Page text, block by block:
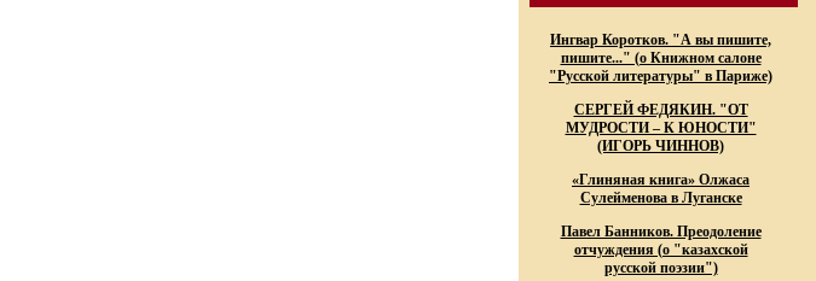
Ингвар Коротков. "А вы пишите,
пишите..." (о Книжном салоне
"Русской литературы" в Париже)
СЕРГЕЙ ФЕДЯКИН. "ОТ
МУДРОСТИ – К ЮНОСТИ"
(ИГОРЬ ЧИННОВ)
«Глиняная книга» Олжаса
Сулейменова в Луганске
Павел Банников. Преодоление
отчуждения (о "казахской
русской поэзии")